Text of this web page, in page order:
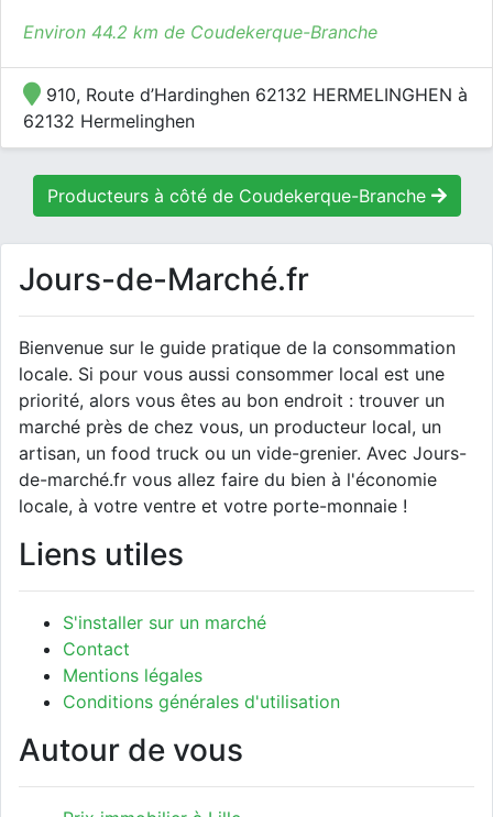
Environ 44.2 km de Coudekerque-Branche
910, Route d’Hardinghen 62132 HERMELINGHEN à
62132 Hermelinghen
Producteurs à côté de Coudekerque-Branche
Jours-de-Marché.fr
Bienvenue sur le guide pratique de la consommation
locale. Si pour vous aussi consommer local est une
priorité, alors vous êtes au bon endroit : trouver un
marché près de chez vous, un producteur local, un
artisan, un food truck ou un vide-grenier. Avec Jours-
de-marché.fr vous allez faire du bien à l'économie
locale, à votre ventre et votre porte-monnaie !
Liens utiles
S'installer sur un marché
Contact
Mentions légales
Conditions générales d'utilisation
Autour de vous